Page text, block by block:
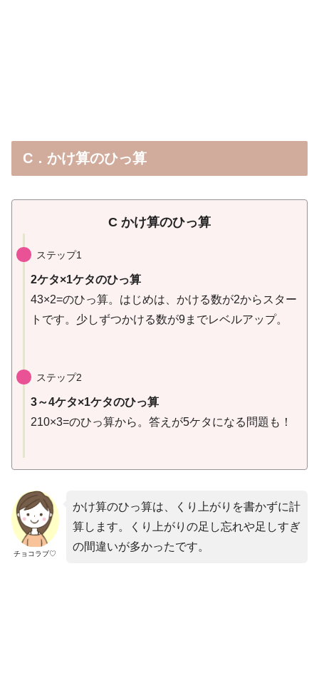
C．かけ算のひっ算
C かけ算のひっ算
ステップ1
2ケタ×1ケタのひっ算
43×2=のひっ算。はじめは、かける数が2からスター
トです。少しずつかける数が9までレベルアップ。
ステップ2
3～4ケタ×1ケタのひっ算
210×3=のひっ算から。答えが5ケタになる問題も！
チョコラブ♡
かけ算のひっ算は、くり上がりを書かずに計
算します。くり上がりの足し忘れや足しすぎ
の間違いが多かったです。